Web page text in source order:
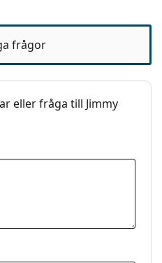
frågor
eller fråga till Jimmy